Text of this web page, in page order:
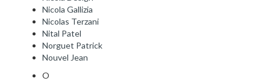
Nicola Gallizia
Nicolas Terzani
Nital Patel
Norguet Patrick
Nouvel Jean
O